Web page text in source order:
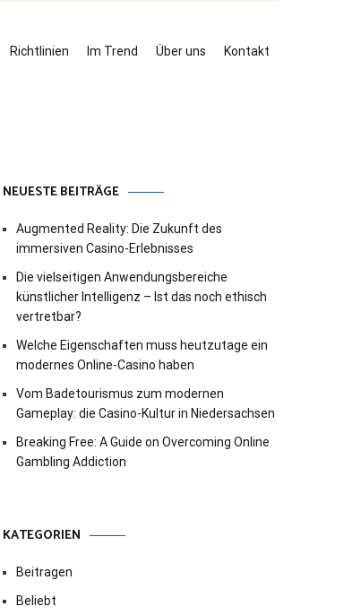
Richtlinien Im Trend Über uns Kontakt
NEUESTE BEITRÄGE
Augmented Reality: Die Zukunft des
immersiven Casino-Erlebnisses
Die vielseitigen Anwendungsbereiche
künstlicher Intelligenz – Ist das noch ethisch
vertretbar?
Welche Eigenschaften muss heutzutage ein
modernes Online-Casino haben
Vom Badetourismus zum modernen
Gameplay: die Casino-Kultur in Niedersachsen
Breaking Free: A Guide on Overcoming Online
Gambling Addiction
KATEGORIEN
Beitragen
Beliebt